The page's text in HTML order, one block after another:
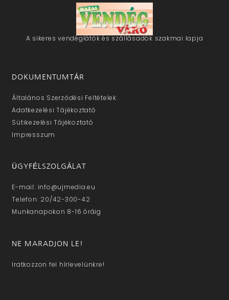
A sikeres vendéglátók és szállásadók szakmai lapja
DOKUMENTUMTÁR
Általános Szerződési Feltételek
Adatkezelési Tájékoztató
Sütikezelési Tájékoztató
Impresszum
ÜGYFÉLSZOLGÁLAT
E-mail: info@ujmedia.eu
Telefon: 20/42-300-42
Munkanapokon 8-16 óráig
NE MARADJON LE!
Iratkozzon fel hírlevelünkre!